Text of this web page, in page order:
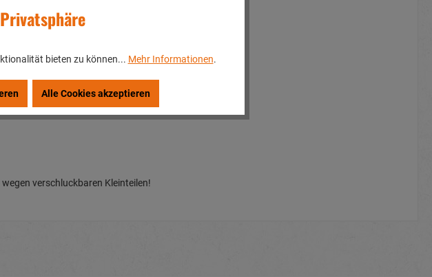
verschluckbaren Kleinteilen!
bieten zu können... Mehr Informationen.
Alle Cookies akzeptieren